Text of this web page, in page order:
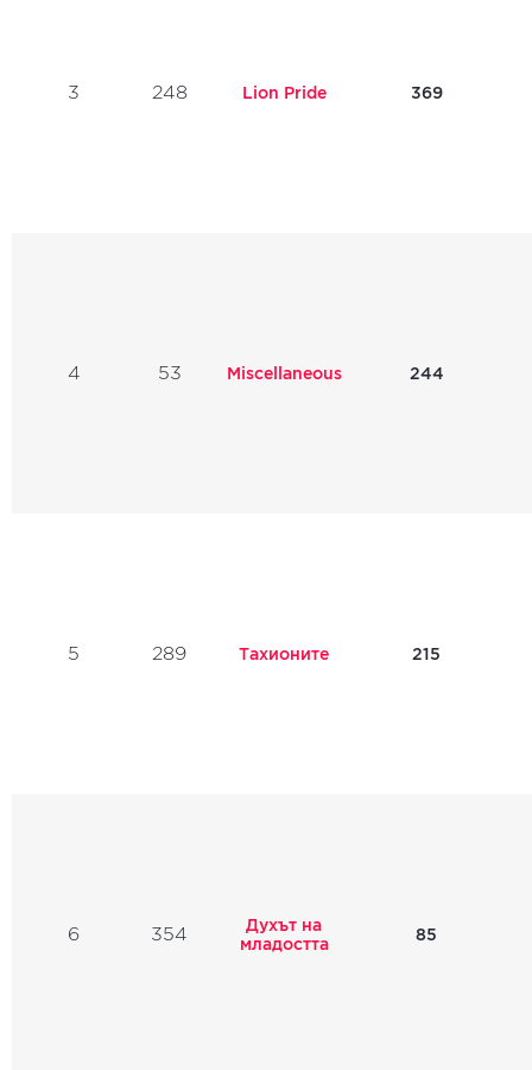
3 248 Lion Pride 369
4 53 Miscellaneous 244
5 289 Тахионите 215
6 354
Духът на
младостта
85